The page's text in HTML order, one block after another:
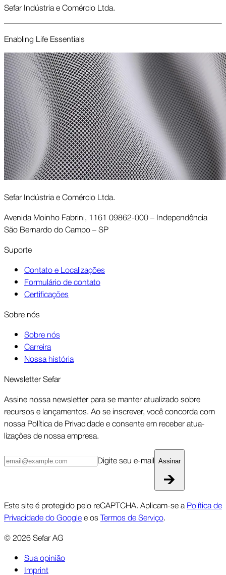
Sefar Indústria e Comércio Ltda.
Enabling Life Essentials
Sefar Indústria e Comércio Ltda.
Avenida Moinho Fabrini, 1161 09862-000 – Independência
São Bernardo do Campo – SP
Suporte
Contato e Localizações
Formulário de contato
Certificações
Sobre nós
Sobre nós
Carreira
Nossa história
Newsletter Sefar
Assine nossa newsletter para se manter atua­lizado sobre
recursos e lança­mentos. Ao se inscrever, você concorda com
nossa Política de Priva­cidade e consente em receber atua­
lizações de nossa empresa.
Digite seu e-mail Assinar
Este site é protegido pelo reCAPTCHA. Aplicam-se aPolítica de
Privacidade do Googlee os Termos de Serviço.
©2026Sefar AG
Sua opinião
Imprint